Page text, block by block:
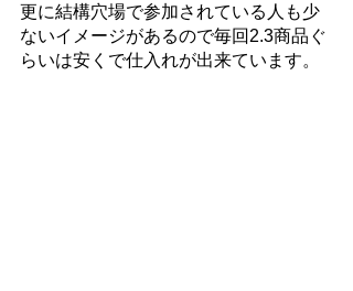
更に結構穴場で参加されている人も少
ないイメージがあるので毎回2.3商品ぐ
らいは安くで仕入れが出来ています。